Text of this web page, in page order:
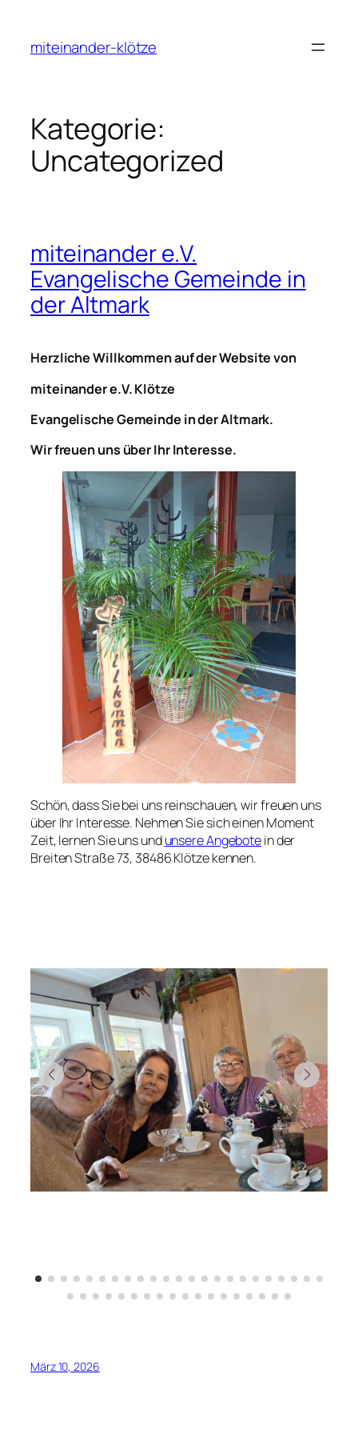
springen
miteinander-klötze
Kategorie:
Uncategorized
miteinander e.V.
Evangelische Gemeinde in
der Altmark
Herzliche Willkommen auf der Website von
miteinander e.V. Klötze
Evangelische Gemeinde in der Altmark.
Wir freuen uns über Ihr Interesse.
Schön, dass Sie bei uns reinschauen, wir freuen uns
über Ihr Interesse. Nehmen Sie sich einen Moment
Zeit, lernen Sie uns undunsere Angebotein der
Breiten Straße 73, 38486 Klötze kennen.
März 10, 2026